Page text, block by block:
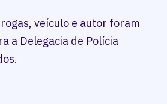
veículo e autor foram
a Delegacia de Polícia